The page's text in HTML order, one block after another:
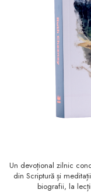
Viața de Familie
Prietenie,
Cărți de Colorat
Adolescenți și
Păstorirea
Un devoțional zilnic
din Scriptură și
biografii, la